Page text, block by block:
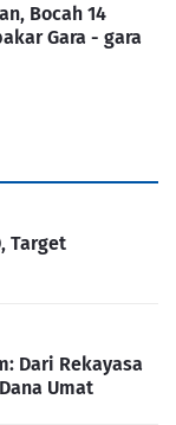
Bocah 14
Gara - gara
Target
Dari Rekayasa
Umat